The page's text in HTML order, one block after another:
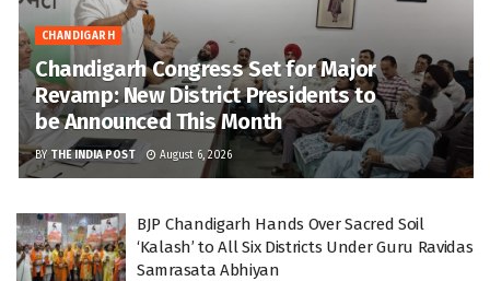
CHANDIGARH
Chandigarh Congress Set for Major
Revamp: New District Presidents to
be Announced This Month
BY THE INDIA POST August 6, 2026
BJP Chandigarh Hands Over Sacred Soil
‘Kalash’ to All Six Districts Under Guru Ravidas
Samrasata Abhiyan